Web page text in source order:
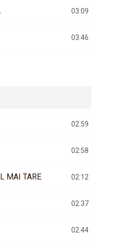
03:09
03:46
02:59
02:58
MAI TARE 02:12
02:37
02:44